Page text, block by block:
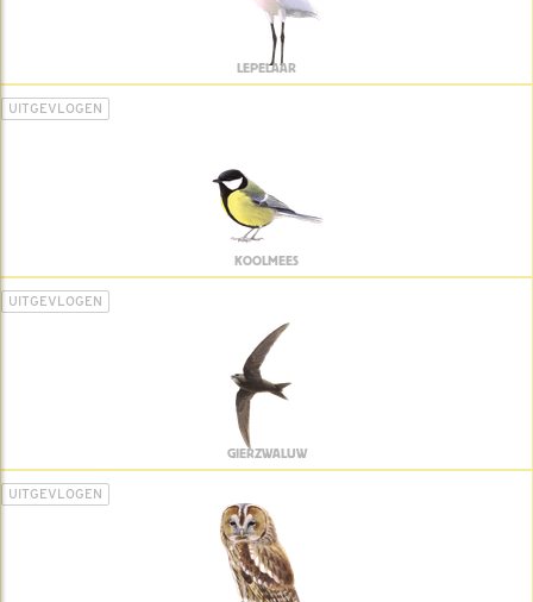
LEPELAAR
UITGEVLOGEN
KOOLMEES
UITGEVLOGEN
GIERZWALUW
UITGEVLOGEN